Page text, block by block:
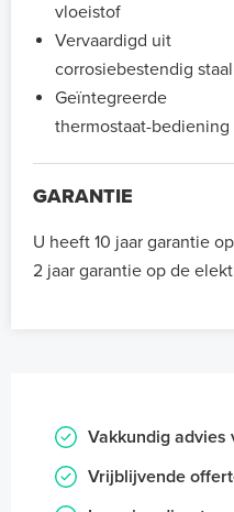
vloeistof
Vervaardigd uit
corrosiebestendig staal
Geïntegreerde
thermostaat-bediening
GARANTIE
U heeft 10 jaar garantie
2 jaar garantie op de
Vakkundig advies
Vrijblijvende